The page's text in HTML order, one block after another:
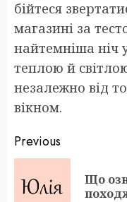
бійтеся
магазині за
найтемніша ніч
теплою й
незалежно від
вікном.
Post
navigation
Previous
Що